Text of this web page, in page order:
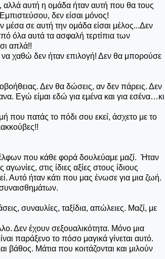
αλλά αυτή η ομάδα ήταν αυτή που θα τους
δεν είσαι μόνος!
σε αυτή την ομάδα είσαι μέλος...Δεν
όλα αυτά τα ασφαλή τερτίπια των
απλά!!
να χαθώ δεν ήταν επιλογή! Δεν θα μπορούσε
Δεν θα δώσεις, αν δεν πάρεις. Δεν
Εγώ είμαι εδώ για εμένα και για εσένα…κι
που πατάς το πόδι σου εκεί, άσχετο με το
που κάθε φορά δουλεύαμε μαζί. Ήταν
στις ίδιες αξίες στους ίδιους
Αυτό ήταν κάτι που μας ένωσε για μια ζωή.
συναυλίες, ταξίδια, απώλειες. Μαζί, με
Δεν έχουν σεξουαλικότητα. Μόνο μια
παράξενο το πόσο μαγικά γίνεται αυτό.
βάθος. Μάτια που κοιτάζονται και μιλούν